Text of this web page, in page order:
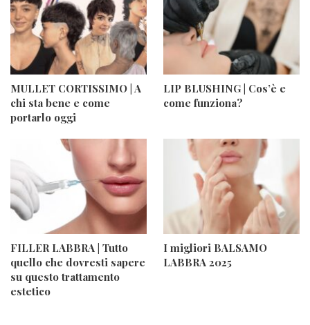
MULLET CORTISSIMO | A
chi sta bene e come
portarlo oggi
LIP BLUSHING | Cos’è e
come funziona?
FILLER LABBRA | Tutto
quello che dovresti sapere
su questo trattamento
estetico
I migliori BALSAMO
LABBRA 2025